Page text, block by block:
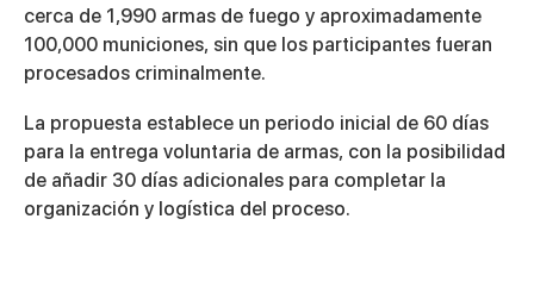
cerca de 1,990 armas de fuego y aproximadamente
100,000 municiones, sin que los participantes fueran
procesados criminalmente.
La propuesta establece un periodo inicial de 60 días
para la entrega voluntaria de armas, con la posibilidad
de añadir 30 días adicionales para completar la
organización y logística del proceso.